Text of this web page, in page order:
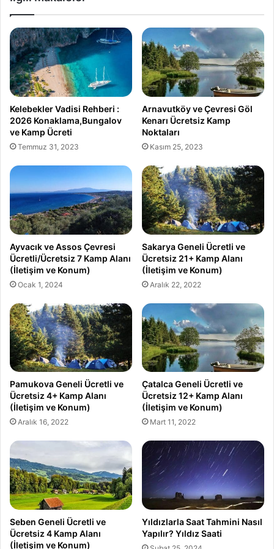
Kelebekler Vadisi Rehberi :
2026 Konaklama,Bungalov
ve Kamp Ücreti
Temmuz 31, 2023
Arnavutköy ve Çevresi Göl
Kenarı Ücretsiz Kamp
Noktaları
Kasım 25, 2023
Ayvacık ve Assos Çevresi
Ücretli/Ücretsiz 7 Kamp Alanı
(İletişim ve Konum)
Ocak 1, 2024
Sakarya Geneli Ücretli ve
Ücretsiz 21+ Kamp Alanı
(İletişim ve Konum)
Aralık 22, 2022
Pamukova Geneli Ücretli ve
Ücretsiz 4+ Kamp Alanı
(İletişim ve Konum)
Aralık 16, 2022
Çatalca Geneli Ücretli ve
Ücretsiz 12+ Kamp Alanı
(İletişim ve Konum)
Mart 11, 2022
Seben Geneli Ücretli ve
Ücretsiz 4 Kamp Alanı
(İletişim ve Konum)
Yıldızlarla Saat Tahmini Nasıl
Yapılır? Yıldız Saati